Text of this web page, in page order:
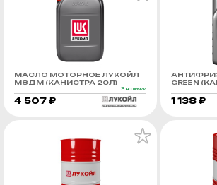
МАСЛО МОТОРНОЕ ЛУКОЙЛ
М8ДМ (КАНИСТРА 20Л)
В наличии
4 507 ₽
GREEN
1 138 ₽